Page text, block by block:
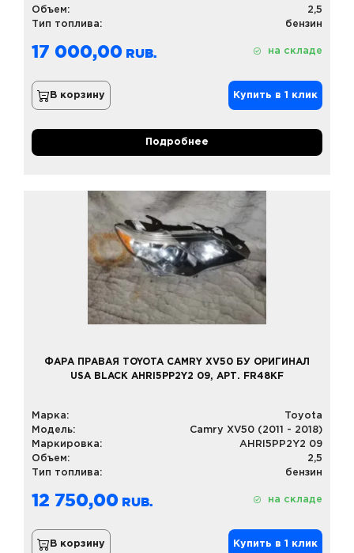
Объем:
2,5
Тип топлива:
бензин
17 000,00 на складе
В корзину Купить в 1 клик
Подробнее
ФАРА ПРАВАЯ TOYOTA CAMRY XV50 БУ ОРИГИНАЛ
USA BLACK AHRI5PP2Y2 09, АРТ. FR48KF
Марка:
Toyota
Модель:
Camry XV50 (2011 - 2018)
Маркировка:
AHRI5PP2Y2 09
Объем:
2,5
Тип топлива:
бензин
12 750,00 на складе
В корзину Купить в 1 клик